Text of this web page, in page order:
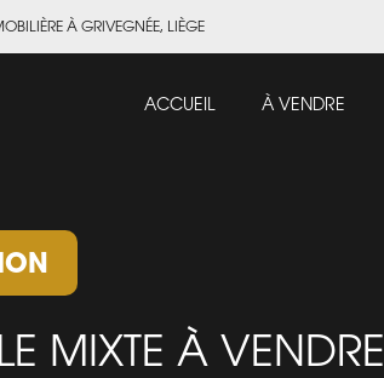
À GRIVEGNÉE, LIÈGE
ACCUEIL À VENDRE
MIXTE À VENDRE